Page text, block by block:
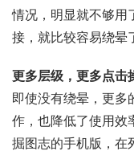
情况，明显就不够用
接，就比较容易绕晕
更多层级，更多点击
即使没有绕晕，更多
作，也降低了使用效
掘图志的手机版，在